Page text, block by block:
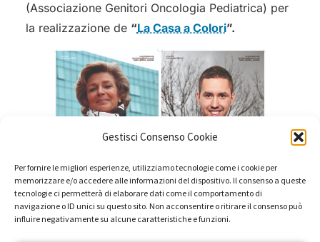
Gestisci Consenso Cookie
Per fornire le migliori esperienze, utilizziamo tecnologie come i cookie per
memorizzare e/o accedere alle informazioni del dispositivo. Il consenso a queste
tecnologie ci permetterà di elaborare dati come il comportamento di
navigazione o ID unici su questo sito. Non acconsentire o ritirare il consenso può
influire negativamente su alcune caratteristiche e funzioni.
(Associazione Genitori Oncologia Pediatrica) per
la realizzazione de “La Casa a Colori”.